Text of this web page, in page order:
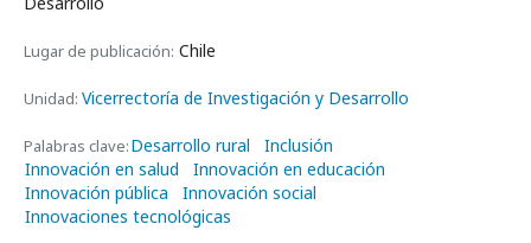
Lugar de publicación: Chile
Unidad: Vicerrectoría de Investigación y Desarrollo
Palabras clave:Desarrollo rural
Inclusión
Innovación en salud
Innovación en educación
Innovación pública
Innovación social
Innovaciones tecnológicas